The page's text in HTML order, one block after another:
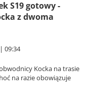
S19 gotowy -
z dwoma
09:34
Kocka na trasie
na razie obowiązuje